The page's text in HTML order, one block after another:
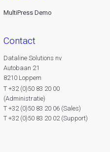
MultiPress Demo
contact
Dataline Solutions nv
Autobaan 21
8210 Loppem
T +32 (0)50 83 20 00
(Administratie)
T +32 (0)50 83 20 06 (Sales)
T +32 (0)50 83 20 02 (Support)